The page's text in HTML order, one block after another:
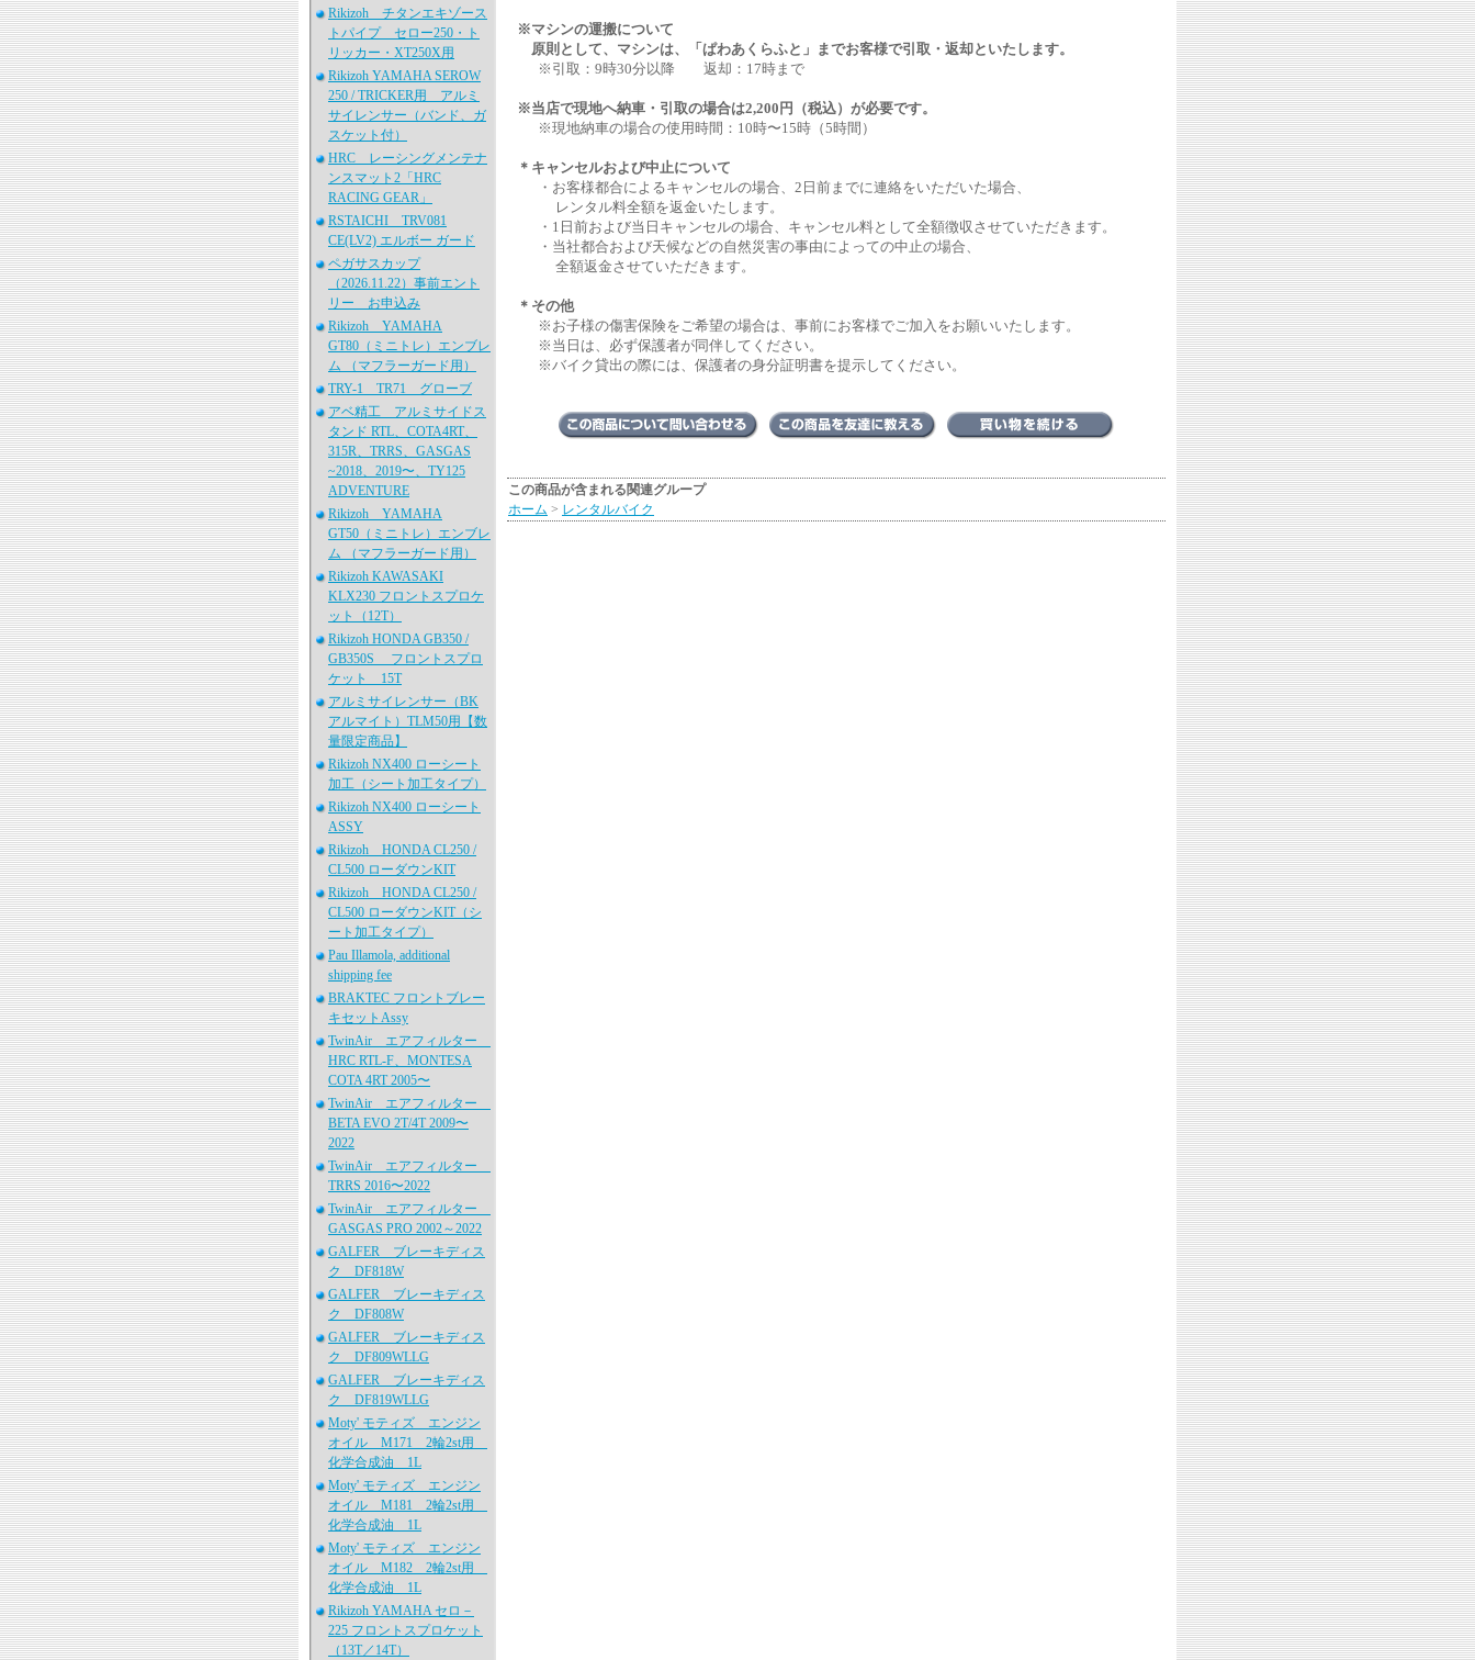
Rikizoh チタンエキゾース
トパイプ セロー250・ト
リッカー・XT250X用
Rikizoh YAMAHA SEROW
250 / TRICKER用 アルミ
サイレンサー（バンド、ガ
スケット付）
HRC レーシングメンテナ
ンスマット2「HRC
RACING GEAR」
RSTAICHI TRV081
CE(LV2) エルボー ガード
ペガサスカップ
（2026.11.22）事前エント
リー お申込み
Rikizoh YAMAHA
GT80（ミニトレ）エンブレ
ム （マフラーガード用）
TRY-1 TR71 グローブ
アベ精工 アルミサイドス
タンド RTL、COTA4RT、
315R、TRRS、GASGAS
~2018、2019〜、TY125
ADVENTURE
Rikizoh YAMAHA
GT50（ミニトレ）エンブレ
ム （マフラーガード用）
Rikizoh KAWASAKI
KLX230 フロントスプロケ
ット（12T）
Rikizoh HONDA GB350 /
GB350S フロントスプロ
ケット 15T
アルミサイレンサー（BK
アルマイト）TLM50用【数
量限定商品】
Rikizoh NX400 ローシート
加工（シート加工タイプ）
Rikizoh NX400 ローシート
ASSY
Rikizoh HONDA CL250 /
CL500 ローダウンKIT
Rikizoh HONDA CL250 /
CL500 ローダウンKIT（シ
ート加工タイプ）
Pau Illamola, additional
shipping fee
BRAKTEC フロントブレー
キセットAssy
TwinAir エアフィルター
HRC RTL-F、MONTESA
COTA 4RT 2005〜
TwinAir エアフィルター
BETA EVO 2T/4T 2009〜
2022
TwinAir エアフィルター
TRRS 2016〜2022
TwinAir エアフィルター
GASGAS PRO 2002～2022
GALFER ブレーキディス
ク DF818W
GALFER ブレーキディス
ク DF808W
GALFER ブレーキディス
ク DF809WLLG
GALFER ブレーキディス
ク DF819WLLG
Moty' モティズ エンジン
オイル M171 2輪2st用
化学合成油 1L
Moty' モティズ エンジン
オイル M181 2輪2st用
化学合成油 1L
Moty' モティズ エンジン
オイル M182 2輪2st用
化学合成油 1L
Rikizoh YAMAHA セロ－
225 フロントスプロケット
（13T／14T）
※マシンの運搬について
原則として、マシンは、「ぱわあくらふと」までお客様で引取・返却といたします。
※引取：9時30分以降 返却：17時まで
※当店で現地へ納車・引取の場合は2,200円（税込）が必要です。
※現地納車の場合の使用時間：10時〜15時（5時間）
＊キャンセルおよび中止について
・お客様都合によるキャンセルの場合、2日前までに連絡をいただいた場合、
レンタル料全額を返金いたします。
・1日前および当日キャンセルの場合、キャンセル料として全額徴収させていただきます。
・当社都合および天候などの自然災害の事由によっての中止の場合、
全額返金させていただきます。
＊その他
※お子様の傷害保険をご希望の場合は、事前にお客様でご加入をお願いいたします。
※当日は、必ず保護者が同伴してください。
※バイク貸出の際には、保護者の身分証明書を提示してください。
この商品が含まれる関連グループ
ホーム > レンタルバイク